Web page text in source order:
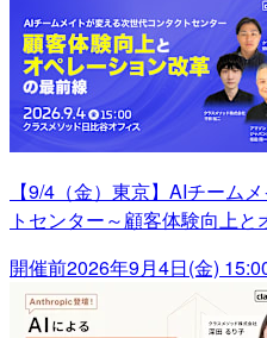
【9/4（金）東京】AIチーム
トセンター～顧客体験向上
開催前2026年9月4日(金)